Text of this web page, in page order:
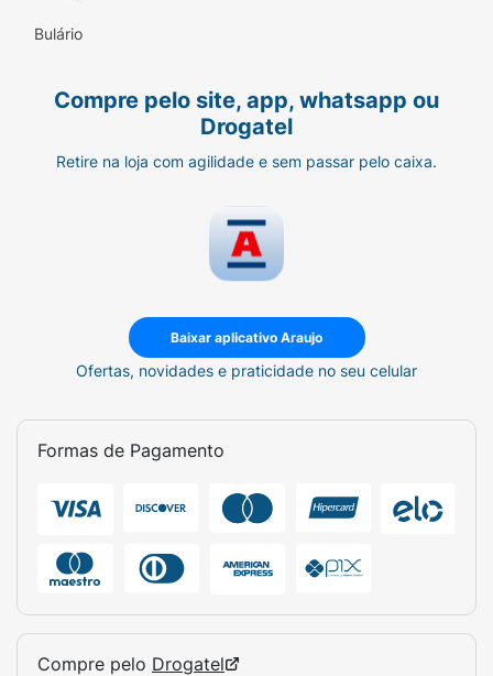
Bulário
Compre pelo site, app, whatsapp ou
Drogatel
Retire na loja com agilidade e sem passar pelo caixa.
Baixar aplicativo Araujo
Ofertas, novidades e praticidade no seu celular
Formas de Pagamento
Compre pelo Drogatel